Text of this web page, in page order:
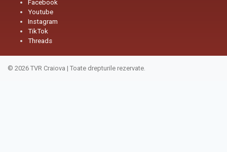
Facebook
Youtube
Instagram
TikTok
Threads
© 2026 TVR Craiova | Toate drepturile rezervate.